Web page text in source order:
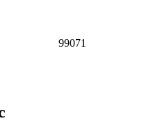
99071